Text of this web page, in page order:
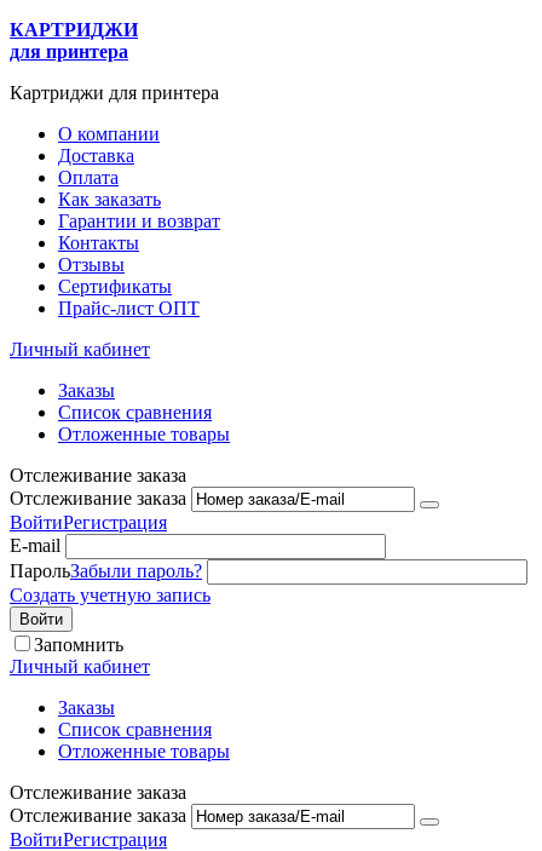
КАРТРИДЖИ
для принтера
Картриджи для принтера
О компании
Доставка
Оплата
Как заказать
Гарантии и возврат
Контакты
Отзывы
Сертификаты
Прайс-лист ОПТ
Личный кабинет
Заказы
Список сравнения
Отложенные товары
Отслеживание заказа
Отслеживание заказа
ВойтиРегистрация
E-mail
ПарольЗабыли пароль?
Создать учетную запись
Войти
Запомнить
Личный кабинет
Заказы
Список сравнения
Отложенные товары
Отслеживание заказа
Отслеживание заказа
ВойтиРегистрация